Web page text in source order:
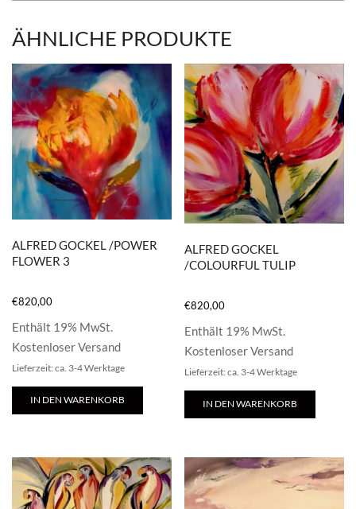
ÄHNLICHE PRODUKTE
ALFRED GOCKEL /POWER
FLOWER 3
€820,00
Enthält 19% MwSt.
Kostenloser Versand
Lieferzeit: ca. 3-4 Werktage
IN DEN WARENKORB
ALFRED GOCKEL
/COLOURFUL TULIP
€820,00
Enthält 19% MwSt.
Kostenloser Versand
Lieferzeit: ca. 3-4 Werktage
IN DEN WARENKORB